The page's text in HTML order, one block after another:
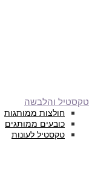
טקסטיל והלבשה
חולצות ממותגות
כובעים ממותגים
טקסטיל לעונות